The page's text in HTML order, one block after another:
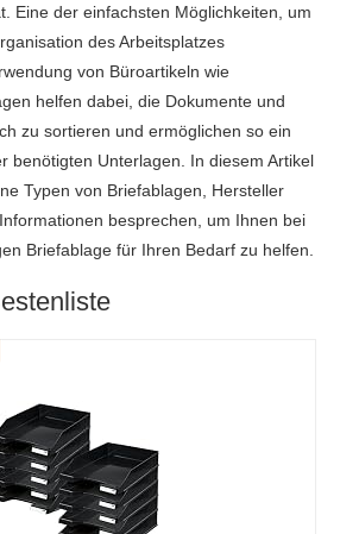
Eine der einfachsten Möglichkeiten, um
des Arbeitsplatzes
von Büroartikeln wie
helfen dabei, die Dokumente und
zu sortieren und ermöglichen so ein
benötigten Unterlagen. In diesem Artikel
Typen von Briefablagen, Hersteller
besprechen, um Ihnen bei
Briefablage für Ihren Bedarf zu helfen.